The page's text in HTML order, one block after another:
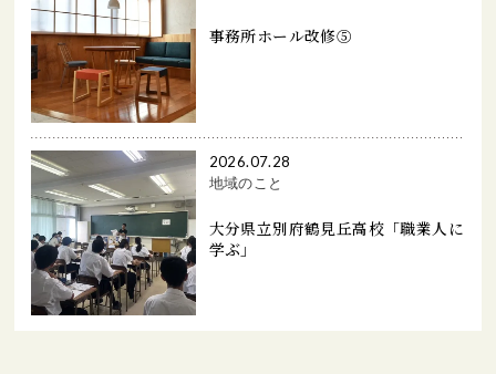
事務所ホール改修⑤
2026.07.28
地域のこと
大分県立別府鶴見丘高校「職業人に
学ぶ」